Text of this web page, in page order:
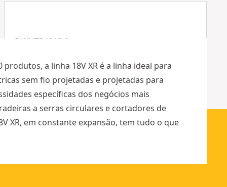
DWHT34218-0
CINTA LARGA EN FIBRA DE VIDRO 30m
produtos, a linha 18V XR é a linha ideal para
sem fio projetadas e projetadas para
específicas dos negócios mais
a serras circulares e cortadores de
XR, em constante expansão, tem tudo o que